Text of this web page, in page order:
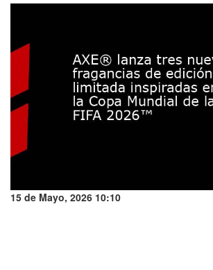
15 de Mayo, 2026 10:10